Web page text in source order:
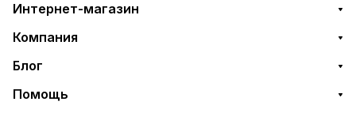
Интернет-магазин
Компания
Блог
Помощь